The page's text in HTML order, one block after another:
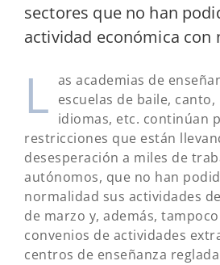
sectores que no han
actividad económica con
L as academias de
escuelas de baile,
idiomas, etc. continúan
restricciones que están
desesperación a miles de
autónomos, que no han
normalidad sus actividades
de marzo y, además,
convenios de actividades
centros de enseñanza